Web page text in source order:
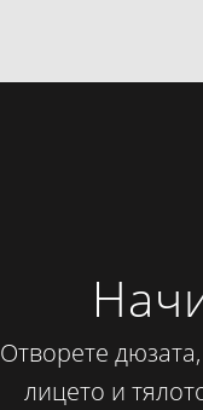
Отворете
лицето и